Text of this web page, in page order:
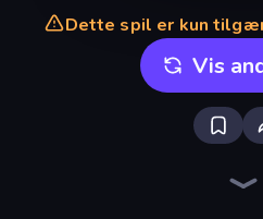
Dette spil er kun
Vis